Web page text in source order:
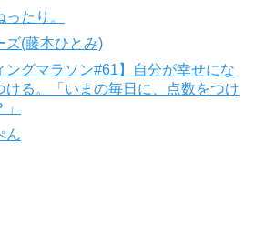
たり。
ズ(藤本ひとみ)
ングマラソン#61】自分が幸せにな
ける。「いまの毎日に、点数をつけ
ん